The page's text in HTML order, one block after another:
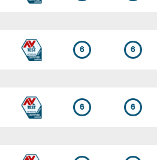
6 6
6 6